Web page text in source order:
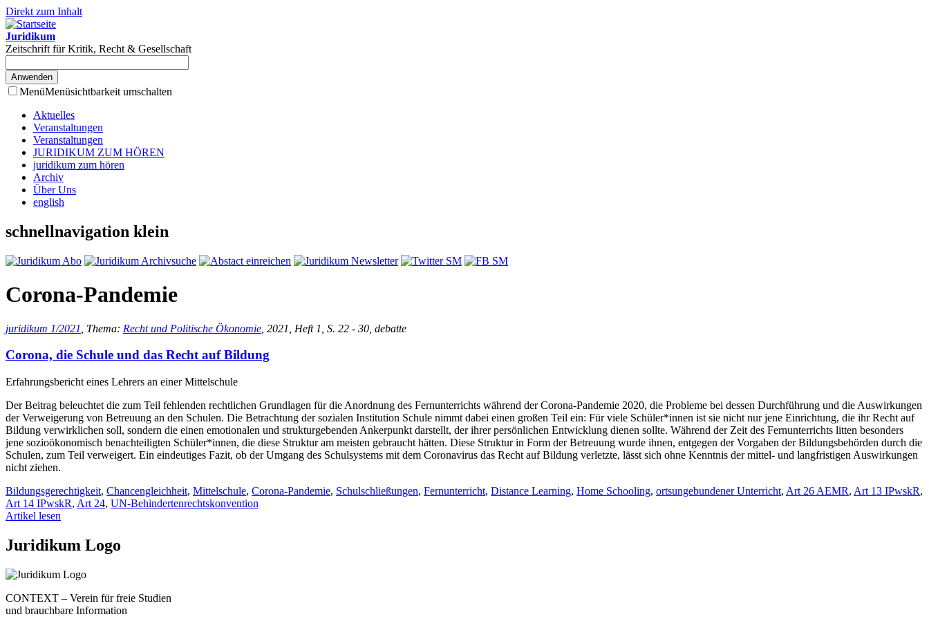
Direkt zum Inhalt
Juridikum
Zeitschrift für Kritik, Recht & Gesellschaft
MenüMenüsichtbarkeit umschalten
Aktuelles
Veranstaltungen
Veranstaltungen
JURIDIKUM ZUM HÖREN
juridikum zum hören
Archiv
Über Uns
english
schnellnavigation klein
Corona-Pandemie
juridikum 1/2021 , Thema: Recht und Politische Ökonomie , 2021, Heft 1, S. 22 - 30, debatte
Corona, die Schule und das Recht auf Bildung
Erfahrungsbericht eines Lehrers an einer Mittelschule
Der Beitrag beleuchtet die zum Teil fehlenden rechtlichen Grundlagen für die Anordnung des Fernunterrichts während der Corona-Pandemie 2020, die Probleme bei dessen Durchführung und die Auswirkungen
der Verweigerung von Betreuung an den Schulen. Die Betrachtung der sozialen Institution Schule nimmt dabei einen großen Teil ein: Für viele Schüler*innen ist sie nicht nur jene Einrichtung, die ihr Recht auf
Bildung verwirklichen soll, sondern die einen emotionalen und strukturgebenden Ankerpunkt darstellt, der ihrer persönlichen Entwicklung dienen sollte. Während der Zeit des Fernunterrichts litten besonders
jene sozioökonomisch benachteiligten Schüler*innen, die diese Struktur am meisten gebraucht hätten. Diese Struktur in Form der Betreuung wurde ihnen, entgegen der Vorgaben der Bildungsbehörden durch die
Schulen, zum Teil verweigert. Ein eindeutiges Fazit, ob der Umgang des Schulsystems mit dem Coronavirus das Recht auf Bildung verletzte, lässt sich ohne Kenntnis der mittel- und langfristigen Auswirkungen
nicht ziehen.
Bildungsgerechtigkeit, Chancengleichheit, Mittelschule, Corona-Pandemie, Schulschließungen, Fernunterricht, Distance Learning, Home Schooling, ortsungebundener Unterricht, Art 26 AEMR, Art 13 IPwskR,
Art 14 IPwskR, Art 24, UN-Behindertenrechtskonvention
Artikel lesen
Juridikum Logo
CONTEXT – Verein für freie Studien
und brauchbare Information